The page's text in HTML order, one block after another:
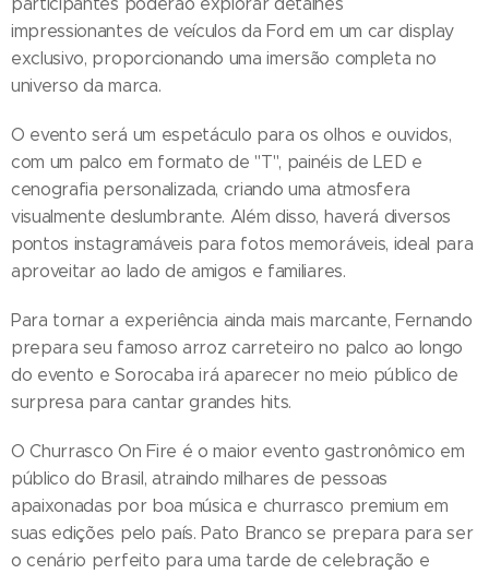
impressionantes de veículos da Ford em um car display
exclusivo, proporcionando uma imersão completa no
universo da marca.
O evento será um espetáculo para os olhos e ouvidos,
com um palco em formato de "T", painéis de LED e
cenografia personalizada, criando uma atmosfera
visualmente deslumbrante. Além disso, haverá diversos
pontos instagramáveis para fotos memoráveis, ideal para
aproveitar ao lado de amigos e familiares.
Para tornar a experiência ainda mais marcante, Fernando
prepara seu famoso arroz carreteiro no palco ao longo
do evento e Sorocaba irá aparecer no meio público de
surpresa para cantar grandes hits.
O Churrasco On Fire é o maior evento gastronômico em
público do Brasil, atraindo milhares de pessoas
apaixonadas por boa música e churrasco premium em
suas edições pelo país. Pato Branco se prepara para ser
o cenário perfeito para uma tarde de celebração e